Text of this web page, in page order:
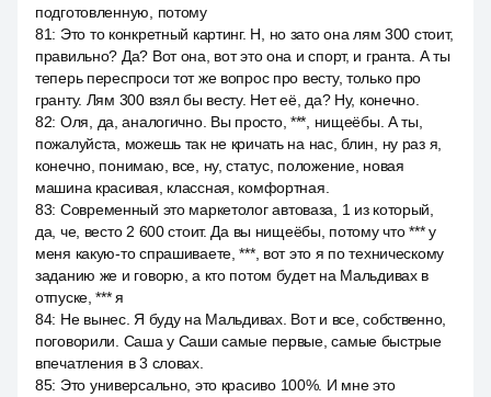
подготовленную, потому
81: Это то конкретный картинг. Н, но зато она лям 300 стоит,
правильно? Да? Вот она, вот это она и спорт, и гранта. А ты
теперь переспроси тот же вопрос про весту, только про
гранту. Лям 300 взял бы весту. Нет её, да? Ну, конечно.
82: Оля, да, аналогично. Вы просто, ***, нищеёбы. А ты,
пожалуйста, можешь так не кричать на нас, блин, ну раз я,
конечно, понимаю, все, ну, статус, положение, новая
машина красивая, классная, комфортная.
83: Современный это маркетолог автоваза, 1 из который,
да, че, весто 2 600 стоит. Да вы нищеёбы, потому что *** у
меня какую-то спрашиваете, ***, вот это я по техническому
заданию же и говорю, а кто потом будет на Мальдивах в
отпуске, *** я
84: Не вынес. Я буду на Мальдивах. Вот и все, собственно,
поговорили. Саша у Саши самые первые, самые быстрые
впечатления в 3 словах.
85: Это универсально, это красиво 100%. И мне это